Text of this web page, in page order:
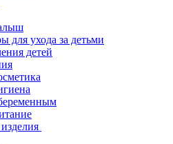
для ухода за детьми
детей